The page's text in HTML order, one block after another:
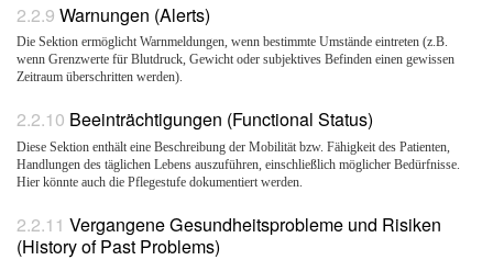
Warnungen (Alerts)
Die Sektion ermöglicht Warnmeldungen, wenn bestimmte Umstände eintreten (z.B.
wenn Grenzwerte für Blutdruck, Gewicht oder subjektives Befinden einen gewissen
Zeitraum überschritten werden).
Beeinträchtigungen (Functional Status)
Diese Sektion enthält eine Beschreibung der Mobilität bzw. Fähigkeit des Patienten,
Handlungen des täglichen Lebens auszuführen, einschließlich möglicher Bedürfnisse.
Hier könnte auch die Pflegestufe dokumentiert werden.
Vergangene Gesundheitsprobleme und Risiken
(History of Past Problems)